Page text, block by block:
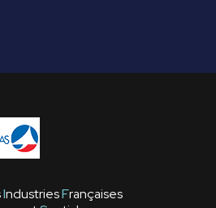
IndustriesFrançaises